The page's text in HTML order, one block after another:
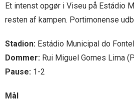
Et intenst opgør i Viseu på Estádio
resten af kampen. Portimonense
Stadion: Estádio Municipal do
Dommer: Rui Miguel Gomes Lima
Pause: 1-2
Mål